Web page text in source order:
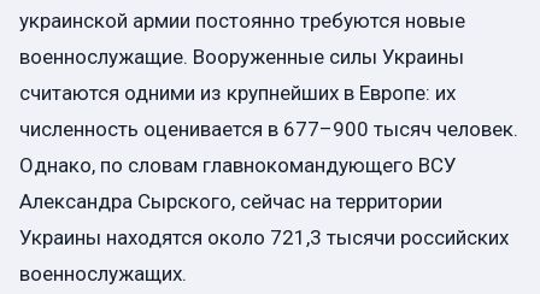
украинской армии постоянно требуются новые
военнослужащие. Вооруженные силы Украины
считаются одними из крупнейших в Европе: их
численность оценивается в 677–900 тысяч человек.
Однако, по словам главнокомандующего ВСУ
Александра Сырского, сейчас на территории
Украины находятся около 721,3 тысячи российских
военнослужащих.